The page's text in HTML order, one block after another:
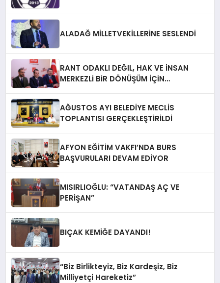
ALADAĞ MİLLETVEKİLLERİNE SESLENDİ
RANT ODAKLI DEĞIL, HAK VE İNSAN
MERKEZLi BiR DÖNÜŞÜM İÇiN
AĞUSTOS AYI BELEDİYE MECLİS
TOPLANTISI GERÇEKLEŞTİRİLDİ
AFYON EĞİTİM VAKFI’NDA BURS
BAŞVURULARI DEVAM EDİYOR
MISIRLIOĞLU: “VATANDAŞ AÇ VE
PERİŞAN”
BIÇAK KEMİĞE DAYANDI!
“Biz Birlikteyiz, Biz Kardeşiz, Biz
Milliyetçi Hareketiz”